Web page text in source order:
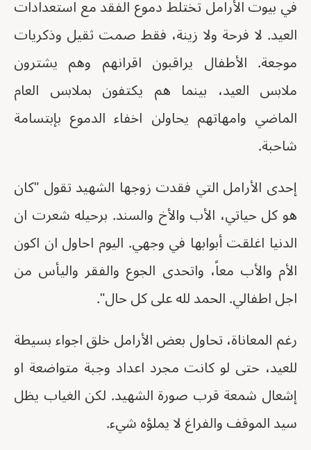
في بيوت الأرامل تختلط دموع الفقد مع استعدادات
العيد. لا فرحة ولا زينة، فقط صمت ثقيل وذكريات
موجعة. الأطفال يراقبون اقرانهم وهم يشترون
ملابس العيد، بينما هم يكتفون بملابس العام
الماضي وامهاتهم يحاولن اخفاء الدموع بإبتسامة
شاحبة.
إحدى الأرامل التي فقدت زوجها الشهيد تقول "كان
هو كل حياتي، الأب والأخ والسند. برحيله شعرت ان
الدنيا اغلقت أبوابها في وجهي. اليوم احاول ان اكون
الأم والأب معاً، واتحدى الجوع والفقر واليأس من
اجل اطفالي. الحمد لله على كل حال".
رغم المعاناة، تحاول بعض الأرامل خلق اجواء بسيطة
للعيد، حتى لو كانت مجرد اعداد وجبة متواضعة او
إشعال شمعة قرب صورة الشهيد. لكن الغياب يظل
سيد الموقف والفراغ لا يملؤه شيء.